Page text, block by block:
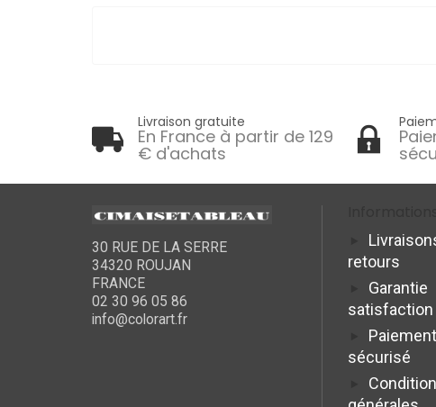
Livraison gratuite
En France à partir de 129
€ d'achats
30 RUE DE LA SERRE
34320 ROUJAN
FRANCE
02 30 96 05 86
info@colorart.fr
retours
Garantie
satisfaction
Paiement
sécurisé